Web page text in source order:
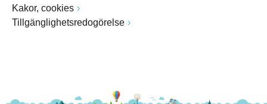
Kakor, cookies
Tillgänglighetsredogörelse